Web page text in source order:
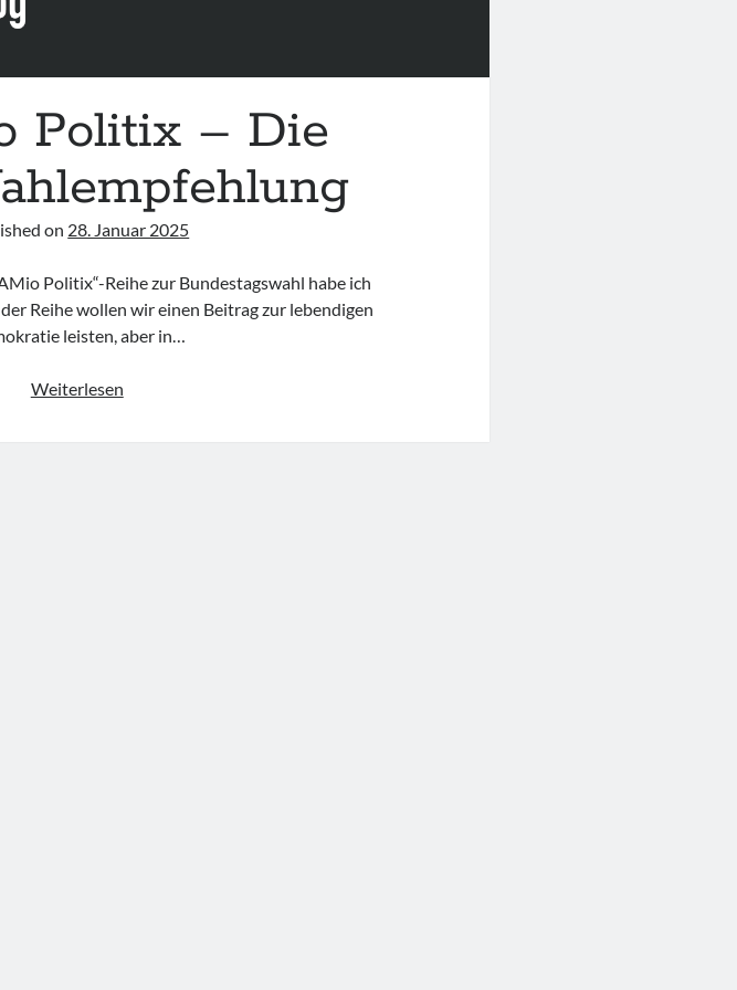
Politix – Die
on 28. Januar 2025
Politix“-Reihe zur Bundestagswahl habe ich
Reihe wollen wir einen Beitrag zur lebendigen
leisten, aber in…
WeiterlesenFOAMio